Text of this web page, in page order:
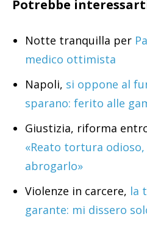
Potrebbe
Notte tranquilla per
medico ottimista
Napoli, si oppone al
sparano: ferito alle
Giustizia, riforma
«Reato tortura
abrogarlo»
Violenze in carcere, la
garante: mi dissero